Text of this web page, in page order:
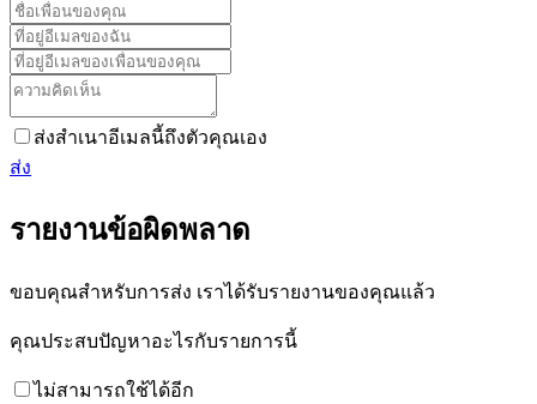
ส่งสำเนาอีเมลนี้ถึงตัวคุณเอง
ส่ง
รายงานข้อผิดพลาด
ขอบคุณสำหรับการส่ง เราได้รับรายงานของคุณแล้ว
คุณประสบปัญหาอะไรกับรายการนี้
ไม่สามารถใช้ได้อีก